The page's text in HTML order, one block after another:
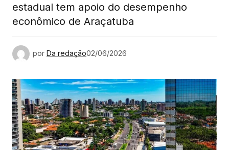
estadual tem apoio do desempenho
econômico de Araçatuba
por Da redação02/06/2026